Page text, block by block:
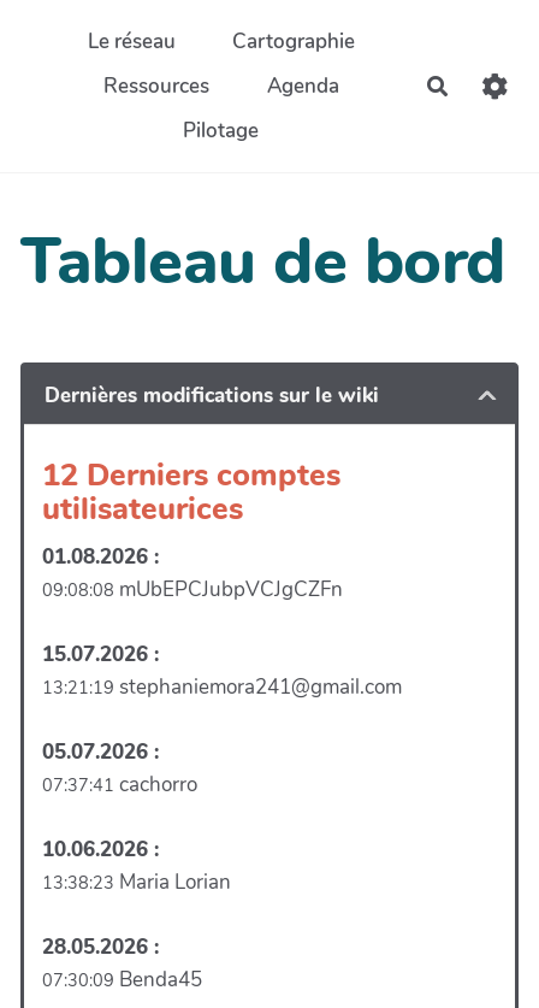
Aller au contenu principal
Le réseau
Cartographie
Ressources
Agenda
Pilotage
Tableau de bord
Dernières modifications sur le wiki
12 Derniers comptes
utilisateurices
01.08.2026 :
09:08:08 mUbEPCJubpVCJgCZFn
15.07.2026 :
13:21:19 stephaniemora241@gmail.com
05.07.2026 :
07:37:41 cachorro
10.06.2026 :
13:38:23 Maria Lorian
28.05.2026 :
07:30:09 Benda45